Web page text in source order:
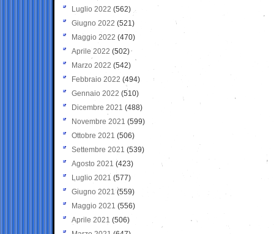
Luglio 2022 (562)
Giugno 2022 (521)
Maggio 2022 (470)
Aprile 2022 (502)
Marzo 2022 (542)
Febbraio 2022 (494)
Gennaio 2022 (510)
Dicembre 2021 (488)
Novembre 2021 (599)
Ottobre 2021 (506)
Settembre 2021 (539)
Agosto 2021 (423)
Luglio 2021 (577)
Giugno 2021(559)
Maggio 2021 (556)
Aprile 2021 (506)